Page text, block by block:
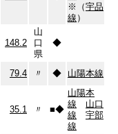
※（宇品
線 ）
148.2
山
口
県
◆
79.4 〃 ◆ 山陽本線
35.1 〃 ■◆
山陽本
線
山口
線
宇部
線